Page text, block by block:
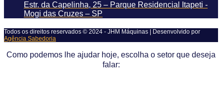
Estr. da Capelinha, 25 – Parque Residencial Itapeti -
Mogi das Cruzes – SP
Todos os direitos reservados © 2024 - JHM Máquinas | Desenvolvido por
Agência Sabedoria
Como podemos lhe ajudar hoje, escolha o setor que deseja
falar: